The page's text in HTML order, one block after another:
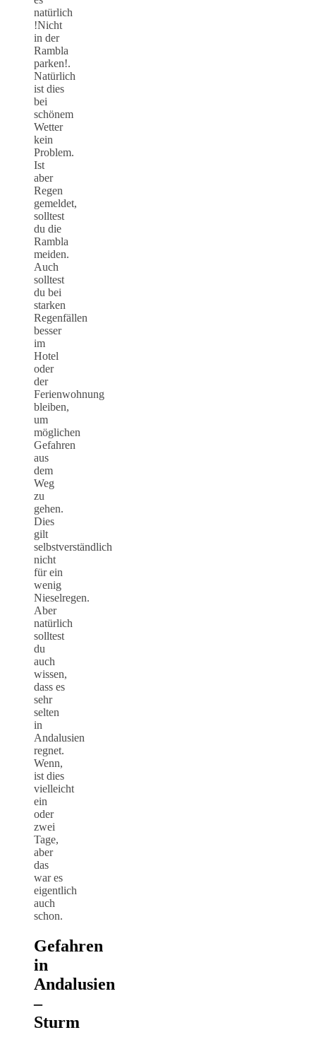
natürlich
!Nicht
in der
Rambla
parken!.
Natürlich
ist dies
bei
schönem
Wetter
kein
Problem.
Ist
aber
Regen
gemeldet,
solltest
du die
Rambla
meiden.
Auch
solltest
du bei
starken
Regenfällen
besser
im
Hotel
oder
der
Ferienwohnung
bleiben,
um
möglichen
Gefahren
aus
dem
Weg
zu
gehen.
Dies
gilt
selbstverständlich
nicht
für ein
wenig
Nieselregen.
Aber
natürlich
solltest
du
auch
wissen,
dass es
sehr
selten
in
Andalusien
regnet.
Wenn,
ist dies
vielleicht
ein
oder
zwei
Tage,
aber
das
war es
eigentlich
auch
schon.
Gefahren
in
Andalusien
–
Sturm